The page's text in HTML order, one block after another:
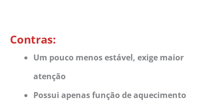
Contras:
Um pouco menos estável, exige maior
atenção
Possui apenas função de aquecimento